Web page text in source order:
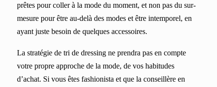
prêtes pour coller à la mode du moment, et non pas du sur-
mesure pour être au-delà des modes et être intemporel, en
ayant juste besoin de quelques accessoires.
La stratégie de tri de dressing ne prendra pas en compte
votre propre approche de la mode, de vos habitudes
d’achat. Si vous êtes fashionista et que la conseillère en